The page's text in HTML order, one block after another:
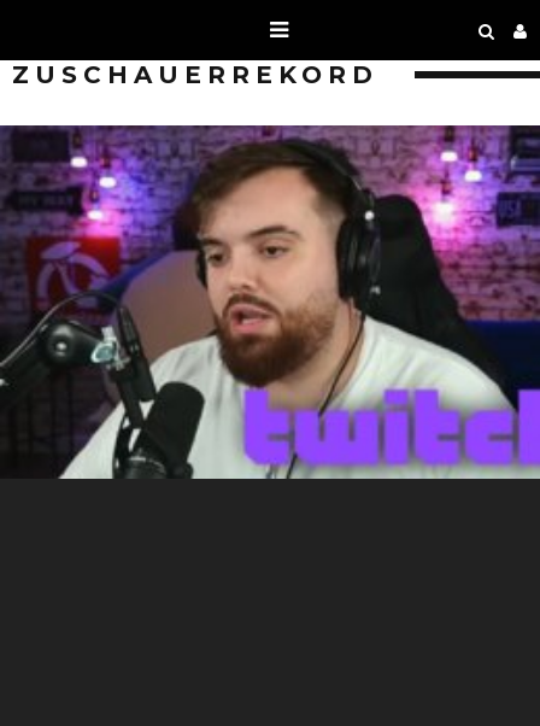
ZUSCHAUERREKORD